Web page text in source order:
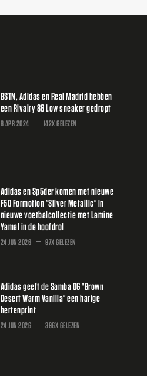
BSTN, Adidas en Real Madrid hebben
een Rivalry 86 Low sneaker gedropt
8 APR 2024 142X GELEZEN
Adidas en Sp5der komen met nieuwe
F50 Formotion "Silver Metallic" in
nieuwe voetbalcollectie met Lamine
Yamal in de hoofdrol
24 JUN 2026 97X GELEZEN
Adidas geeft de Samba OG "Brown
Desert Warm Vanilla" een harige
hertenprint
24 JUN 2026 396X GELEZEN